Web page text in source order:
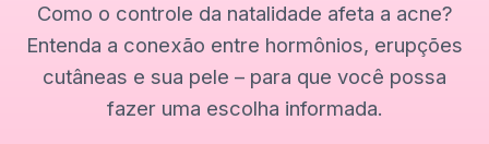
Como o controle da natalidade afeta a acne?
Entenda a conexão entre hormônios, erupções
cutâneas e sua pele – para que você possa
fazer uma escolha informada.